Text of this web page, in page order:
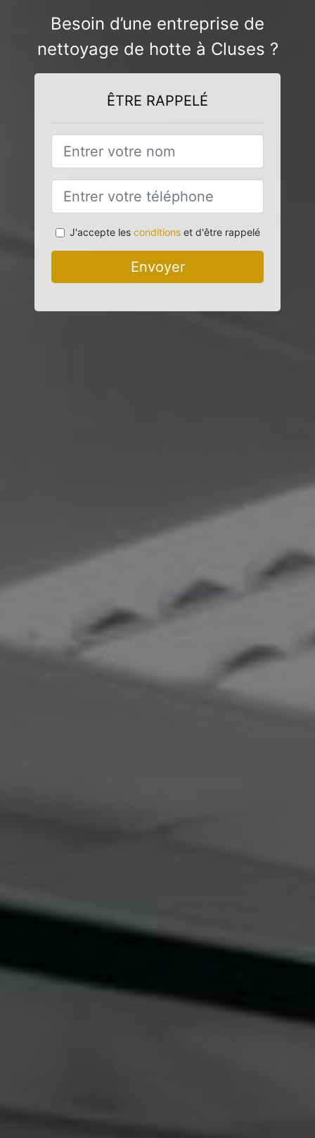
Besoin d’une entreprise de
nettoyage de hotte à Cluses ?
ÊTRE RAPPELÉ
J'accepte les conditionset d'être rappelé
Envoyer